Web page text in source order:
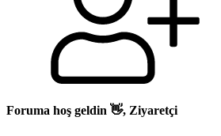
Foruma hoş geldin 👋, Ziyaretçi